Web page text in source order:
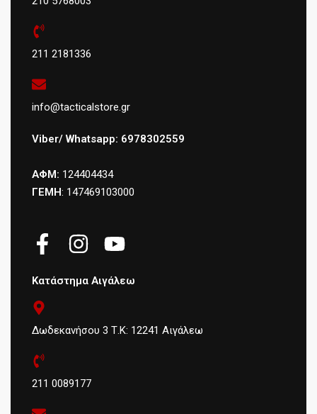
211 2181336
info@tacticalstore.gr
Viber/ Whatsapp: 6978302559
ΑΦΜ: 124404434
ΓΕΜΗ: 147469103000
Κατάστημα Αιγάλεω
Δωδεκανήσου 3 Τ.Κ: 12241 Αιγάλεω
211 0089177